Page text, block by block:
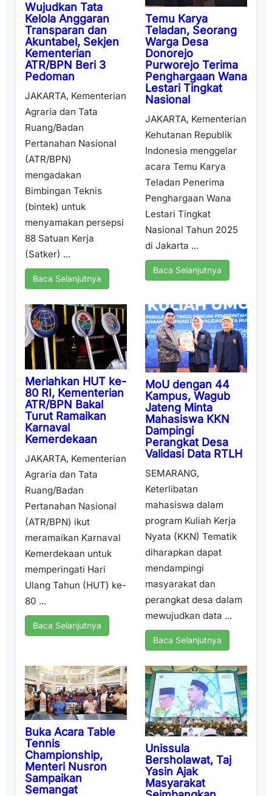
Wujudkan Tata
Kelola Anggaran
Transparan dan
Akuntabel, Sekjen
Kementerian
ATR/BPN Beri 3
Pedoman
JAKARTA, Kementerian
Agraria dan Tata
Ruang/Badan
Pertanahan Nasional
(ATR/BPN)
mengadakan
Bimbingan Teknis
(bintek) untuk
menyamakan persepsi
88 Satuan Kerja
(Satker) ...
Baca Selanjutnya
Temu Karya
Teladan, Seorang
Warga Desa
Donorejo
Purworejo Terima
Penghargaan Wana
Lestari Tingkat
Nasional
JAKARTA, Kementerian
Kehutanan Republik
Indonesia menggelar
acara Temu Karya
Teladan Penerima
Penghargaan Wana
Lestari Tingkat
Nasional Tahun 2025
di Jakarta ...
Baca Selanjutnya
Meriahkan HUT ke-
80 RI, Kementerian
ATR/BPN Bakal
Turut Ramaikan
Karnaval
Kemerdekaan
JAKARTA, Kementerian
Agraria dan Tata
Ruang/Badan
Pertanahan Nasional
(ATR/BPN) ikut
meramaikan Karnaval
Kemerdekaan untuk
memperingati Hari
Ulang Tahun (HUT) ke-
80 ...
Baca Selanjutnya
MoU dengan 44
Kampus, Wagub
Jateng Minta
Mahasiswa KKN
Dampingi
Perangkat Desa
Validasi Data RTLH
SEMARANG,
Keterlibatan
mahasiswa dalam
program Kuliah Kerja
Nyata (KKN) Tematik
diharapkan dapat
mendampingi
masyarakat dan
perangkat desa dalam
mewujudkan data ...
Baca Selanjutnya
Buka Acara Table
Tennis
Championship,
Menteri Nusron
Sampaikan
Semangat
Unissula
Bersholawat, Taj
Yasin Ajak
Masyarakat